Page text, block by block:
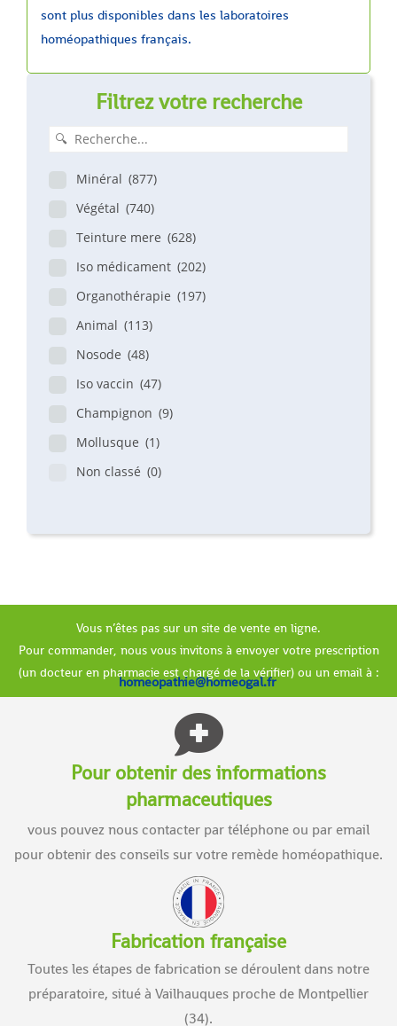
sont plus disponibles dans les laboratoires
homéopathiques français.
Filtrez votre recherche
Minéral (877)
Végétal (740)
Teinture mere (628)
Iso médicament (202)
Organothérapie (197)
Animal (113)
Nosode (48)
Iso vaccin (47)
Champignon (9)
Mollusque (1)
Non classé (0)
Vous n’êtes pas sur un site de vente en ligne.
Pour commander, nous vous invitons à envoyer votre prescription
(un docteur en pharmacie est chargé de la vérifier) ou un email à :
homeopathie@homeogal.fr
Pour obtenir des informations
pharmaceutiques
vous pouvez nous contacter par téléphone ou par email
pour obtenir des conseils sur votre remède homéopathique.
Fabrication française
Toutes les étapes de fabrication se déroulent dans notre
préparatoire, situé à Vailhauques proche de Montpellier
(34).